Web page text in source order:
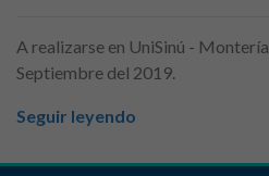
A realizarse en UniSinú -
Septiembre del 2019.
Seguir leyendo